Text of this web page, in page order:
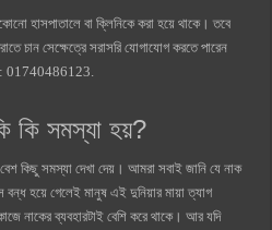
হাসপাতালে বা ক্লিনিকে করা হয়ে থাকে। তবে
চান সেক্ষেত্রে সরাসরি যোগাযোগ করতে পারেন
01740486123.
কি সমস্যা হয়?
কিছু সমস্যা দেখা দেয়। আমরা সবাই জানি যে নাক
হয়ে গেলেই মানুষ এই দুনিয়ার মায়া ত্যাগ
নাকের ব্যবহারটাই বেশি করে থাকে। আর যদি